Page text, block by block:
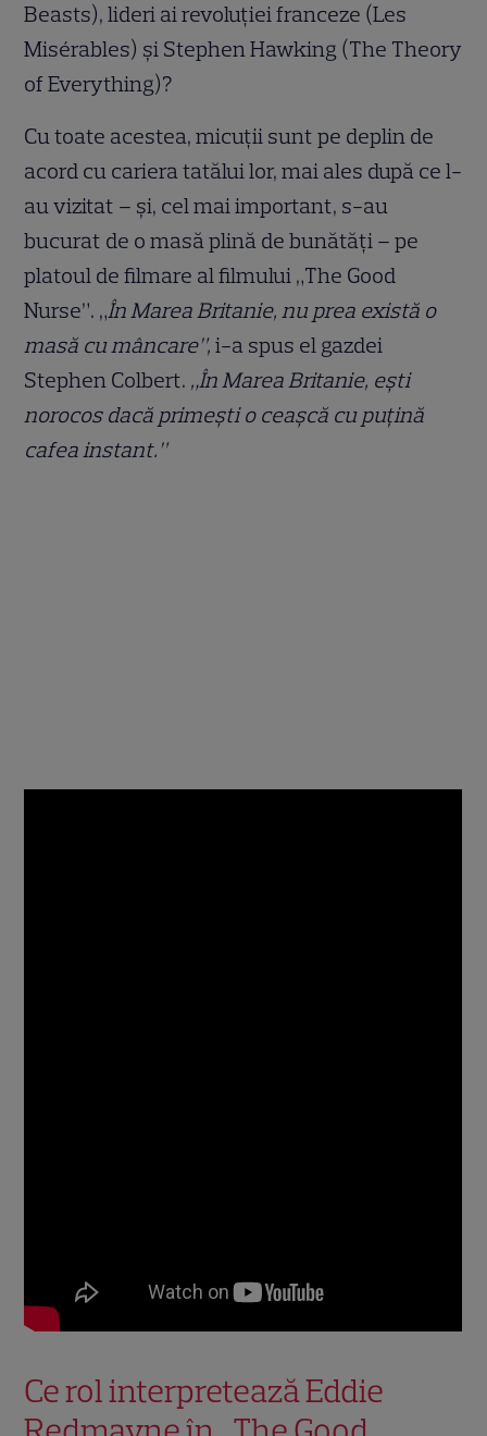
Beasts), lideri ai revoluției franceze (Les
Misérables) și Stephen Hawking (The Theory
of Everything)?
Cu toate acestea, micuții sunt pe deplin de
acord cu cariera tatălui lor, mai ales după ce l-
au vizitat – și, cel mai important, s-au
bucurat de o masă plină de bunătăți – pe
platoul de filmare al filmului „The Good
Nurse”. „În Marea Britanie, nu prea există o
masă cu mâncare”,i-a spus el gazdei
Stephen Colbert. „În Marea Britanie, ești
norocos dacă primești o ceașcă cu puțină
cafea instant.”
Ce rol interpretează Eddie